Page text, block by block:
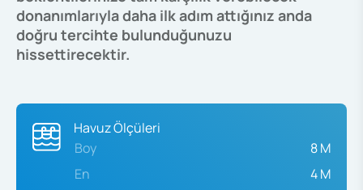
donanımlarıyla daha ilk adım attığınız anda
doğru tercihte bulunduğunuzu
hissettirecektir.
Havuz Ölçüleri
Boy
8 M
En
4 M